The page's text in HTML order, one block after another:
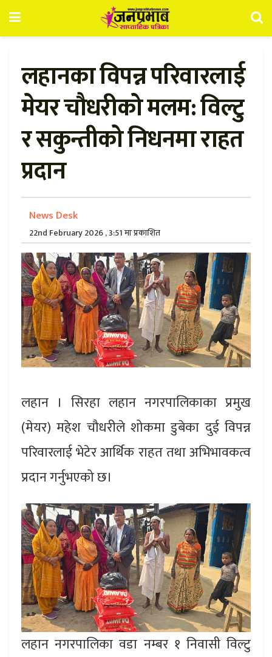
लहानका विपन्न परिवारलाई
मेयर चौधरीको मलम: विल्टु
र सकुन्तीको निधनमा राहत
प्रदान
News Desk
22nd February 2026 , 3:51 मा प्रकाशित
लहान । सिरहा लहान नगरपालिकाका प्रमुख
(मेयर) महेश चौधरीले शोकमा डुबेका दुई विपन्न
परिवारलाई भेटेर आर्थिक राहत तथा अभिभावकत्व
प्रदान गर्नुभएको छ।
लहान नगरपालिका वडा नम्बर १ निवासी विल्टु